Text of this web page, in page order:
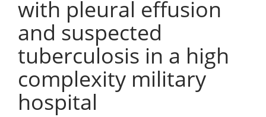
with pleural effusion
and suspected
tuberculosis in a high
complexity military
hospital